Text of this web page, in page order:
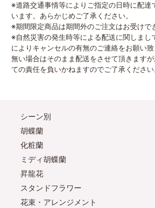
※道路交通事情等によりご指定の日時に配達
います。あらかじめご了承ください。
※期間限定商品は期間外のご注文はお受けで
※自然災害の発生時等による配送に関しまし
によりキャンセルの有無のご連絡をお願い
無い場合はそのまま配送をさせて頂きます
ての責任を負いかねますのでご了承ください
シーン別
胡蝶蘭
化粧蘭
ミディ胡蝶蘭
昇龍花
スタンドフラワー
花束・アレンジメント